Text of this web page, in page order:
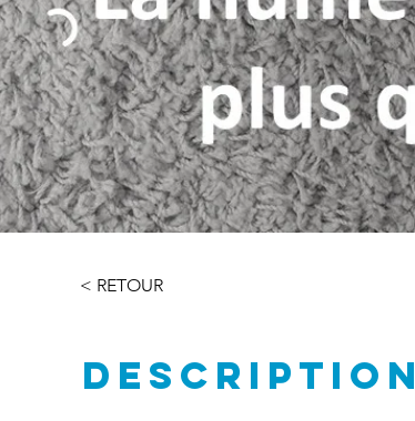
< RETOUR
DESCRIPTION